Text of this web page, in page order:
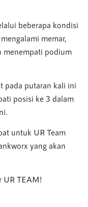
beberapa kondisi
memar,
menempati podium
pada putaran kali ini
posisi ke 3 dalam
untuk UR Team
yang akan
UR TEAM!